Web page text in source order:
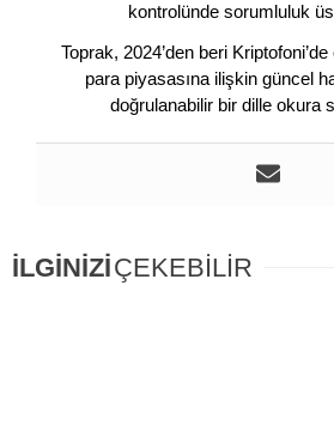
kontrolünde sorumluluk
Toprak, 2024’den beri
para piyasasına ilişkin güncel
doğrulanabilir bir dille okura
İLGİNİZİÇEKEBİLİR